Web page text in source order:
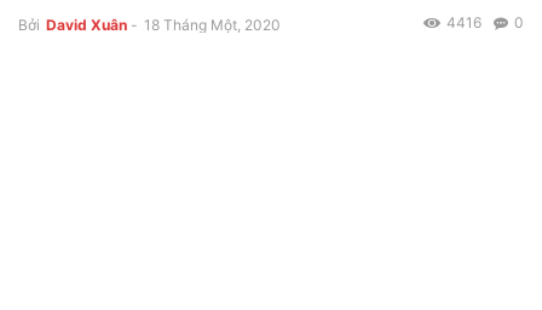
Bởi David Xuân - 18 Tháng Một, 2020 0
4416